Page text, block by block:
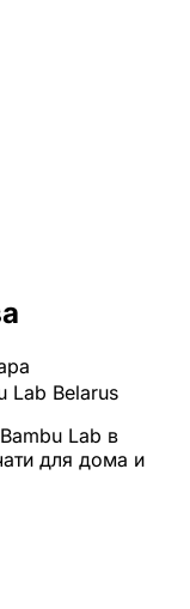
Lab Belarus
Lab в
для дома и